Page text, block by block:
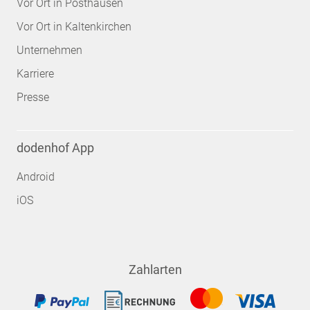
Vor Ort in Posthausen
Vor Ort in Kaltenkirchen
Unternehmen
Karriere
Presse
dodenhof App
Android
iOS
Zahlarten